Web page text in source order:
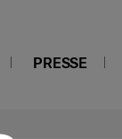
PRESSE